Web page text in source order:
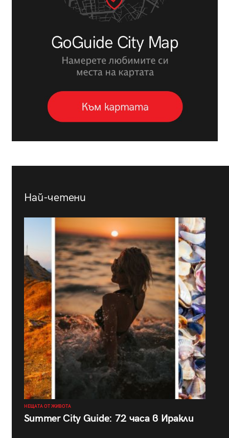
Най-четени
НЕЩАТА ОТ ЖИВОТА
Summer City Guide: 72 часа в Иракли